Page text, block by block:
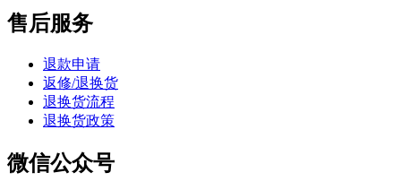
售后服务
退款申请
返修/退换货
退换货流程
退换货政策
微信公众号